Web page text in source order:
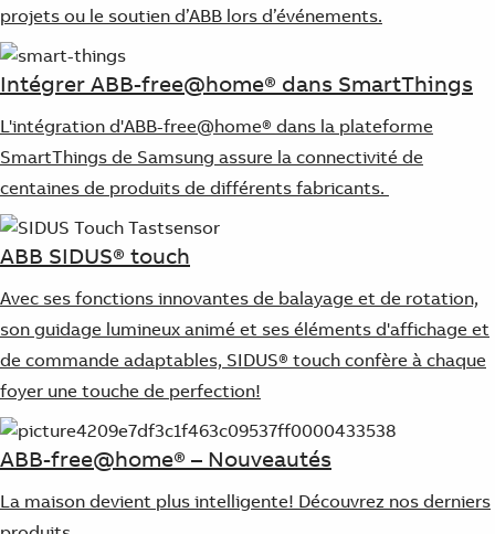
projets ou le soutien d’ABB lors d’événements.
Intégrer ABB-free@home® dans SmartThings
L'intégration d'ABB-free@home® dans la plateforme
SmartThings de Samsung assure la connectivité de
centaines de produits de différents fabricants.
ABB SIDUS® touch
Avec ses fonctions innovantes de balayage et de rotation,
son guidage lumineux animé et ses éléments d'affichage et
de commande adaptables, SIDUS® touch confère à chaque
foyer une touche de perfection!
ABB-free@home® – Nouveautés
La maison devient plus intelligente! Découvrez nos derniers